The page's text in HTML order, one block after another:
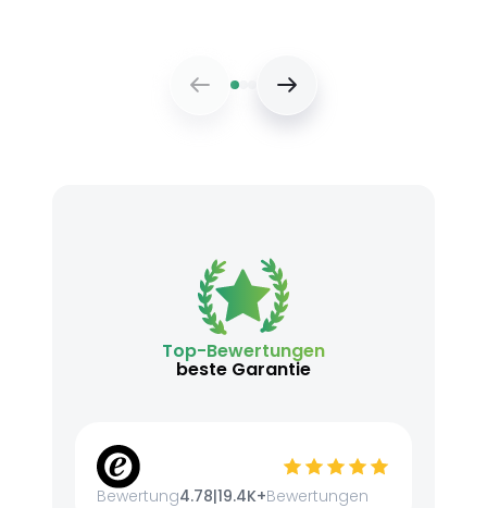
Top-Bewertungen
beste Garantie
Bewertung4.78|19.4K+Bewertungen